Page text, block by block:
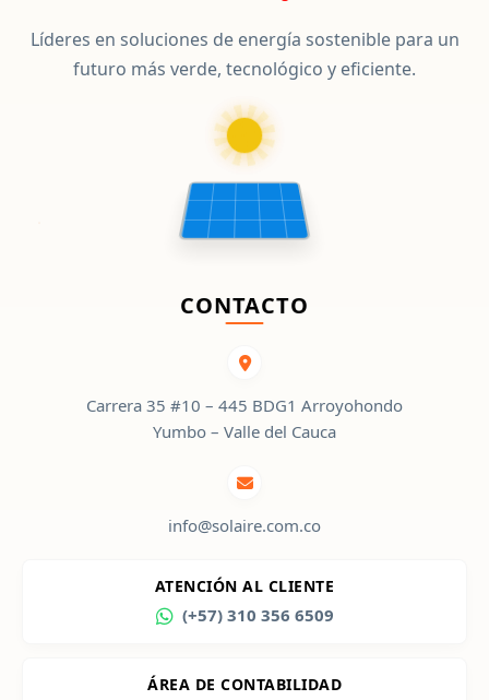
Líderes en soluciones de energía sostenible para un
futuro más verde, tecnológico y eficiente.
CONTACTO
Carrera 35 #10 – 445 BDG1 Arroyohondo
Yumbo – Valle del Cauca
info@solaire.com.co
ATENCIÓN AL CLIENTE
(+57) 310 356 6509
ÁREA DE CONTABILIDAD